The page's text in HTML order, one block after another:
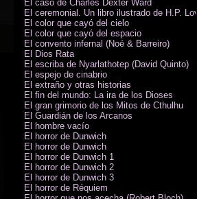
El caso de Charles Dexter Ward
El ceremonial. Un libro ilustrado de H.P.
El color que cayó del cielo
El color que cayó del espacio
El convento infernal (Noé & Barreiro)
El Dios Rata
El escriba de Nyarlathotep (David Quinto)
El espejo de cinabrio
El extraño y otras historias
El fin del mundo: La ira de los Dioses
El gran grimorio de los Mitos de Cthulhu
El Guardián de los Arcanos
El hombre vacío
El horror de Dunwich
El horror de Dunwich
El horror de Dunwich 1
El horror de Dunwich 2
El horror de Dunwich 3
El horror de Réquiem